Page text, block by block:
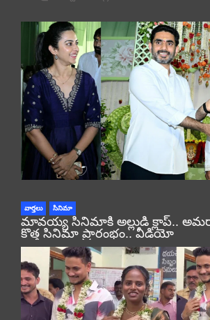
వార్తలు సినిమా
మావయ్య సినిమాకి అల్లుడి క్లాప్..
కొత్త సినిమా ప్రారంభం.. వీడియో